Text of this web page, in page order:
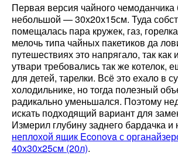
Первая версия чайного
небольшой — 30х20х15см. Туда
помещалась пара кружек, газ,
мелочь типа чайных пакетиков да
путешествиях это напрягало, так как
утвари требовались так же котелок,
для детей, тарелки. Всё это ехало в
холодильнике, но тогда полезный
радикально уменьшался. Поэтому
искать подходящий вариант для
Измерил глубину заднего бардачка
неплохой ящик Econova с
40х30х25см (20л).